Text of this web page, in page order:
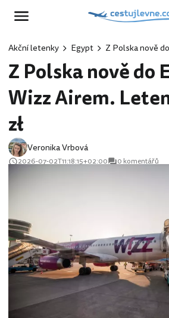
Akční letenky Egypt Z Polska nově
Z Polska nově do
Wizz Airem.
zł
Veronika Vrbová
2026-07-02T11:18:15+02:00 0 komentářů